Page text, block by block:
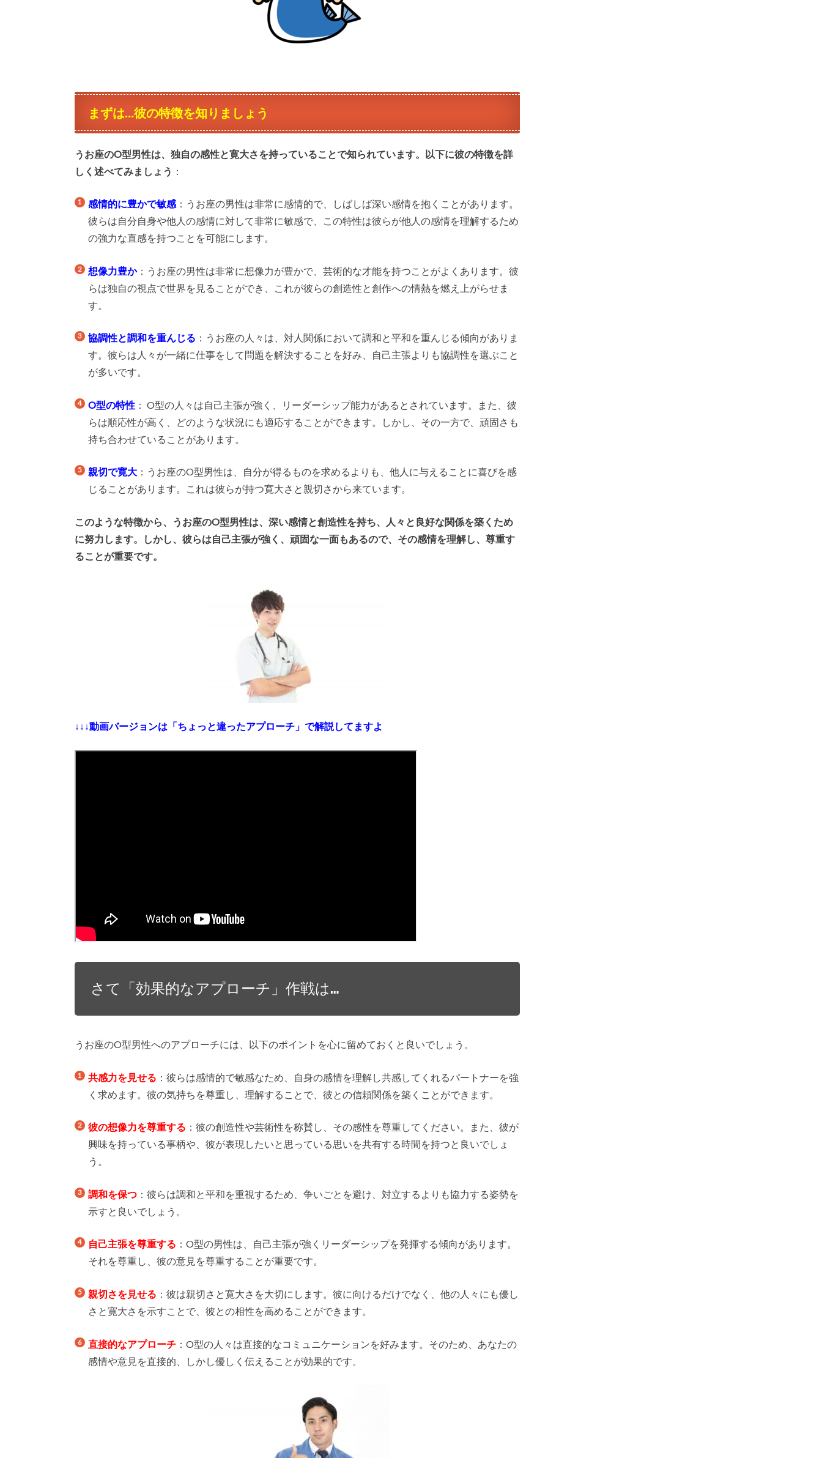
まずは…彼の特徴を知りましょう
うお座のO型男性は、独自の感性と寛大さを持っていることで知られています。以下に彼の特徴を詳
しく述べてみましょう ：
感情的に豊かで敏感 ：うお座の男性は非常に感情的で、しばしば深い感情を抱くことがあります。
彼らは自分自身や他人の感情に対して非常に敏感で、この特性は彼らが他人の感情を理解するため
の強力な直感を持つことを可能にします。
想像力豊か：うお座の男性は非常に想像力が豊かで、芸術的な才能を持つことがよくあります。彼
らは独自の視点で世界を見ることができ、これが彼らの創造性と創作への情熱を燃え上がらせま
す。
協調性と調和を重んじる ：うお座の人々は、対人関係において調和と平和を重んじる傾向がありま
す。彼らは人々が一緒に仕事をして問題を解決することを好み、自己主張よりも協調性を選ぶこと
が多いです。
O型の特性 ： O型の人々は自己主張が強く、リーダーシップ能力があるとされています。また、彼
らは順応性が高く、どのような状況にも適応することができます。しかし、その一方で、頑固さも
持ち合わせていることがあります。
親切で寛大 ：うお座のO型男性は、自分が得るものを求めるよりも、他人に与えることに喜びを感
じることがあります。これは彼らが持つ寛大さと親切さから来ています。
このような特徴から、うお座のO型男性は、深い感情と創造性を持ち、人々と良好な関係を築くため
に努力します。しかし、彼らは自己主張が強く、頑固な一面もあるので、その感情を理解し、尊重す
ることが重要です。
↓↓↓動画バージョンは「ちょっと違ったアプローチ」で解説してますよ
さて「効果的なアプローチ」作戦は…
うお座のO型男性へのアプローチには、以下のポイントを心に留めておくと良いでしょう。
共感力を見せる ：彼らは感情的で敏感なため、自身の感情を理解し共感してくれるパートナーを強
く求めます。彼の気持ちを尊重し、理解することで、彼との信頼関係を築くことができます。
彼の想像力を尊重する ：彼の創造性や芸術性を称賛し、その感性を尊重してください。また、彼が
興味を持っている事柄や、彼が表現したいと思っている思いを共有する時間を持つと良いでしょ
う。
調和を保つ ：彼らは調和と平和を重視するため、争いごとを避け、対立するよりも協力する姿勢を
示すと良いでしょう。
自己主張を尊重する ：O型の男性は、自己主張が強くリーダーシップを発揮する傾向があります。
それを尊重し、彼の意見を尊重することが重要です。
親切さを見せる ：彼は親切さと寛大さを大切にします。彼に向けるだけでなく、他の人々にも優し
さと寛大さを示すことで、彼との相性を高めることができます。
直接的なアプローチ ：O型の人々は直接的なコミュニケーションを好みます。そのため、あなたの
感情や意見を直接的、しかし優しく伝えることが効果的です。